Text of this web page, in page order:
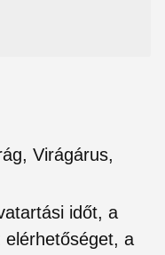
Virágárus,
időt, a
elérhetőséget, a